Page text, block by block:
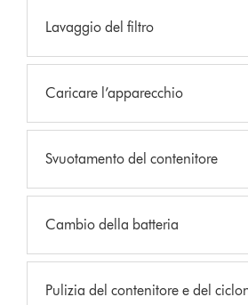
Lavaggio del filtro
Caricare l’apparecchio
Svuotamento del contenitore
Cambio della batteria
Pulizia del contenitore e del